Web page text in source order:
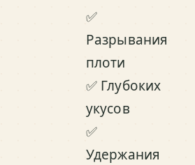
✅
Разрывания
плоти
✅ Глубоких
укусов
✅
Удержания